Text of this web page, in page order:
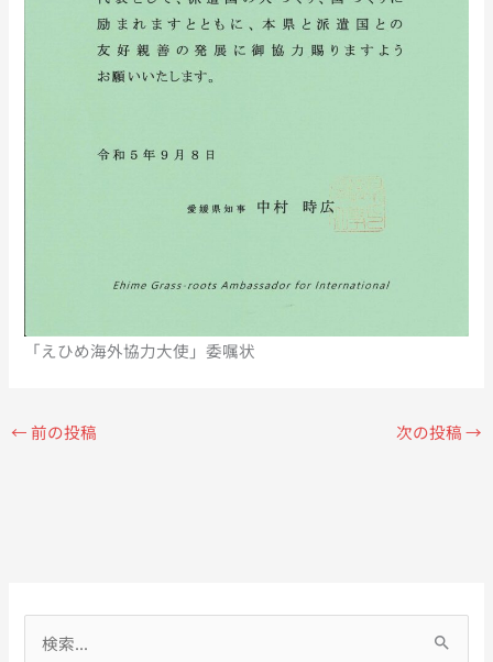
「えひめ海外協力大使」委嘱状
←前の投稿 次の投稿→